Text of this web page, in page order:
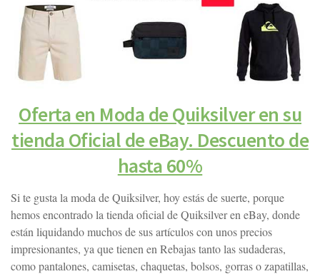
Oferta en Moda de Quiksilver en su
tienda Oficial de eBay. Descuento de
hasta 60%
Si te gusta la moda de Quiksilver, hoy estás de suerte, porque
hemos encontrado la tienda oficial de Quiksilver en eBay, donde
están liquidando muchos de sus artículos con unos precios
impresionantes, ya que tienen en Rebajas tanto las sudaderas,
como pantalones, camisetas, chaquetas, bolsos, gorras o zapatillas,